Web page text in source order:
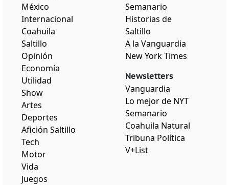
México
Internacional
Coahuila
Saltillo
Opinión
Economía
Utilidad
Show
Artes
Deportes
Afición Saltillo
Tech
Motor
Vida
Juegos
Semanario
Historias de
Saltillo
A la Vanguardia
New York Times
Newsletters
Vanguardia
Lo mejor de NYT
Semanario
Coahuila Natural
Tribuna Política
V+List